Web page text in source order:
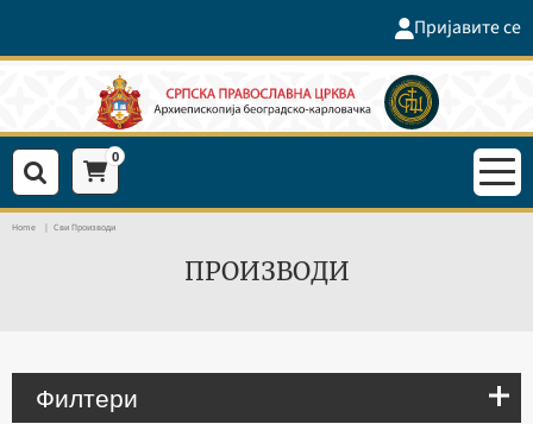
Пријавите се
0
Home Сви Производи
ПРОИЗВОДИ
Филтери